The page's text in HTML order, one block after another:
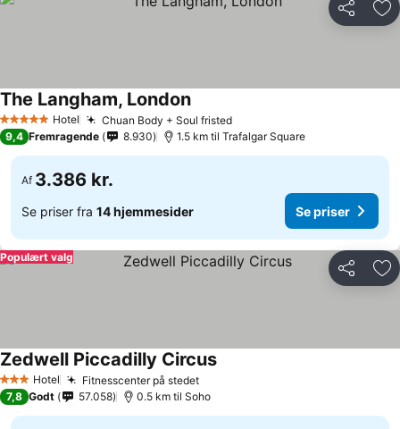
Del
5 Stjerner Hotel Chuan Body + Soul fristedSe priser
The Langham, LondonSe priser
9,4 Fremragende 8.930 1.5 km til Trafalgar Square
Af 3.386 kr.
Se priser fra 14 hjemmesider Se priser
Del
Populært valg
3 StjernerHotel Fitnesscenter på stedetSe priser
Zedwell Piccadilly CircusSe priser
7,8 Godt 57.058 0.5 km til Soho